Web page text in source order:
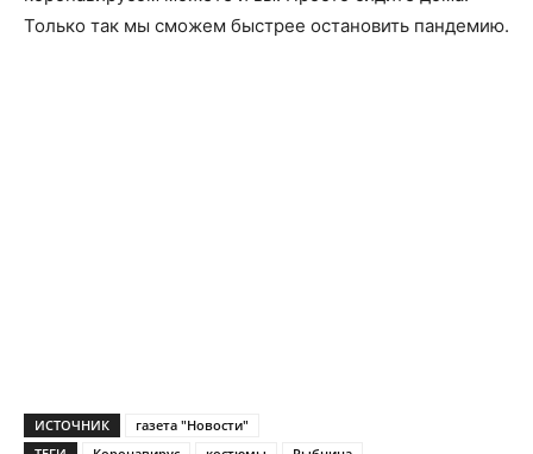
Только так мы сможем быстрее остановить пандемию.
ИСТОЧНИК
газета "Новости"